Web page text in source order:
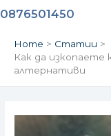
to
0876501450
Home
Статии
Как да изкопаете
алтернативи